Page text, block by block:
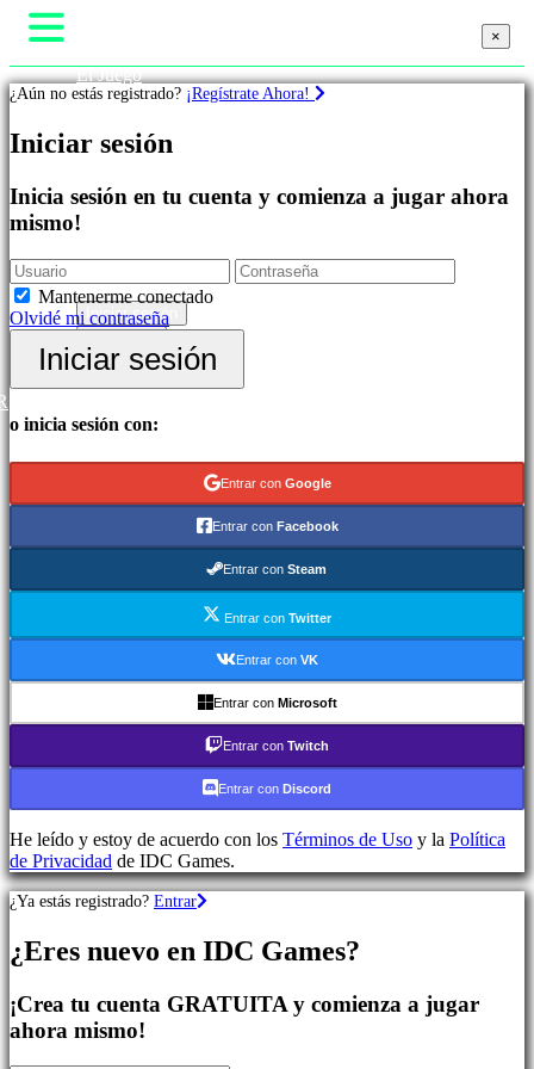
Destacados
Novedades
Free
Play
Categorías
Juegos
Acción
de
Juegos
Aventura
MMO
RPG
de
Shooters
de
Juegos
Juegos
indie
Juegos
de
Juegos
puzles
Juegos
de
lucha
El Juego
Gameplay
Noticias
Soporte
Foros
Iniciar sesión
×
¿Aún no estás registrado? ¡Regístrate Ahora!
Iniciar sesión
Inicia sesión en tu cuenta y comienza a jugar ahora
mismo!
Mantenerme conectado
Olvidé mi contraseña
Iniciar sesión
o inicia sesión con:
Entrar con Google
Entrar con Facebook
Entrar con Steam
Entrar con Twitter
Entrar con VK
Entrar con Microsoft
Entrar con Twitch
Entrar con Discord
He leído y estoy de acuerdo con los Términos de Uso y la Política
de Privacidad de IDC Games.
×
¿Ya estás registrado? Entrar
¿Eres nuevo en IDC Games?
¡Crea tu cuenta GRATUITA y comienza a jugar
ahora mismo!
×